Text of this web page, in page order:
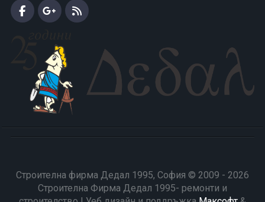
Строителна фирма Дедал 1995, София © 2009 - 2026
Строителна Фирма Дедал 1995- ремонти и